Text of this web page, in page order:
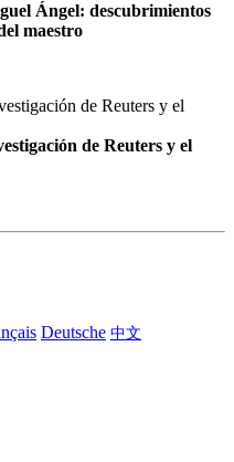
Ángel: descubrimientos
maestro
de Reuters y el
Deutsche 中文